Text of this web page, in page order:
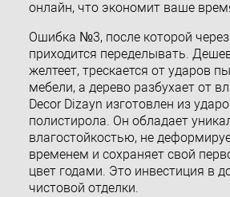
онлайн, что экономит ваше
Ошибка №3, после которой через
приходится переделывать.
желтеет, трескается от ударов
мебели, а дерево разбухает от
Decor Dizayn изготовлен из
полистирола. Он обладает
влагостойкостью, не
временем и сохраняет свой
цвет годами. Это инвестиция в
чистовой отделки.